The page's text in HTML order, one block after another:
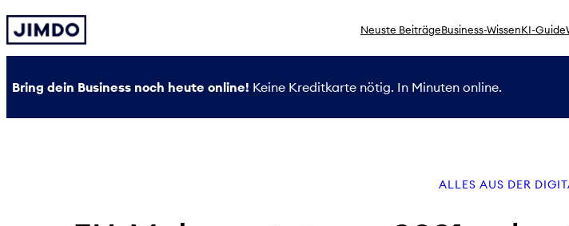
Zum
Inhalt
springen
Neuste BeiträgeBusiness-WissenKI-Guide
Bring dein Business noch heute online! Keine Kreditkarte nötig. In Minuten online.
ALLES AUS DER